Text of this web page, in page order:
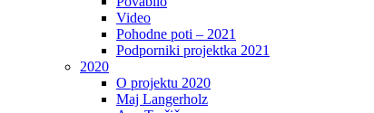
Video
Pohodne poti – 2021
Podporniki projektka 2021
2020
O projektu 2020
Maj Langerholz